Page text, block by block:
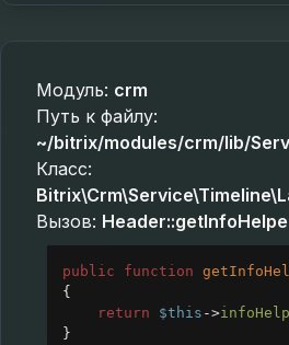
Модуль: crm
Путь к файлу:
~/bitrix/modules/crm/lib/
Класс:
Вызов:
public function
{
return
$this ->
}